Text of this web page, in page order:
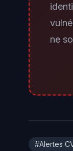
pas
les
Online
ne
#Alertes